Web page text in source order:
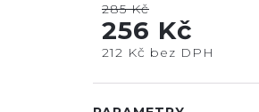
285 Kč
256 Kč
212 Kč bez DPH